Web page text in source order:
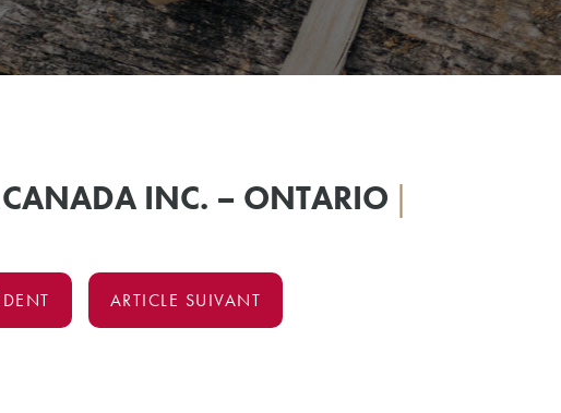
INC. – ONTARIO |
ARTICLE SUIVANT